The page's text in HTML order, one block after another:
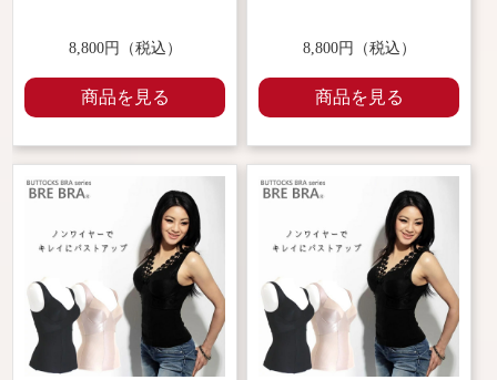
8,800円（税込）
商品を見る
8,800円（税込）
商品を見る